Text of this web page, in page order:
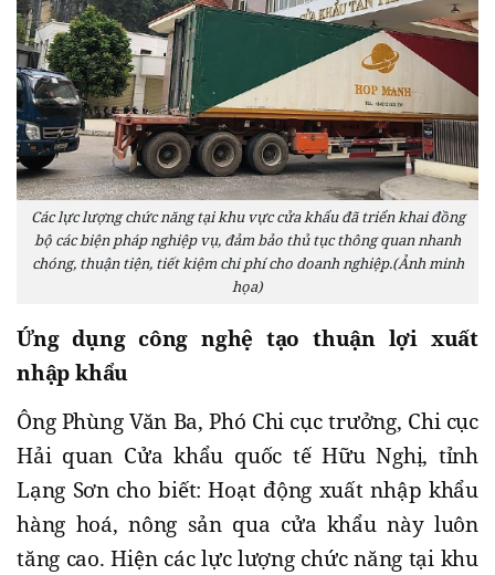
Các lực lượng chức năng tại khu vực cửa khẩu đã triển khai đồng
bộ các biện pháp nghiệp vụ, đảm bảo thủ tục thông quan nhanh
chóng, thuận tiện, tiết kiệm chi phí cho doanh nghiệp.(Ảnh minh
họa)
Ứng dụng công nghệ tạo thuận lợi xuất
nhập khẩu
Ông Phùng Văn Ba, Phó Chi cục trưởng, Chi cục
Hải quan Cửa khẩu quốc tế Hữu Nghị, tỉnh
Lạng Sơn cho biết: Hoạt động xuất nhập khẩu
hàng hoá, nông sản qua cửa khẩu này luôn
tăng cao. Hiện các lực lượng chức năng tại khu